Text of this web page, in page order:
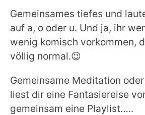
Gemeinsames tiefes und
auf a, o oder u. Und ja, ihr
wenig komisch vorkommen,
völlig normal.😉
Gemeinsame Meditation
liest dir eine Fantasiereise
gemeinsam eine Playlist…..